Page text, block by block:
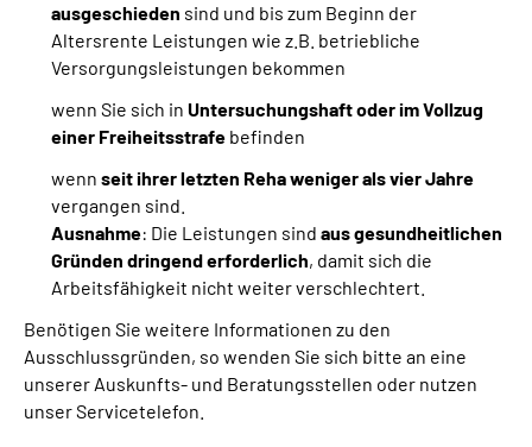
ausgeschieden sind und bis zum Beginn der
Altersrente Leistungen wie z.B. betriebliche
Versorgungsleistungen bekommen
wenn Sie sich in Untersuchungshaft oder im Vollzug
einer Freiheitsstrafe befinden
wenn seit ihrer letzten Reha weniger als vier Jahre
vergangen sind.
Ausnahme: Die Leistungen sind aus gesundheitlichen
Gründen dringend erforderlich, damit sich die
Arbeitsfähigkeit nicht weiter verschlechtert.
Benötigen Sie weitere Informationen zu den
Ausschlussgründen, so wenden Sie sich bitte an eine
unserer Auskunfts- und Beratungsstellen oder nutzen
unser Servicetelefon.